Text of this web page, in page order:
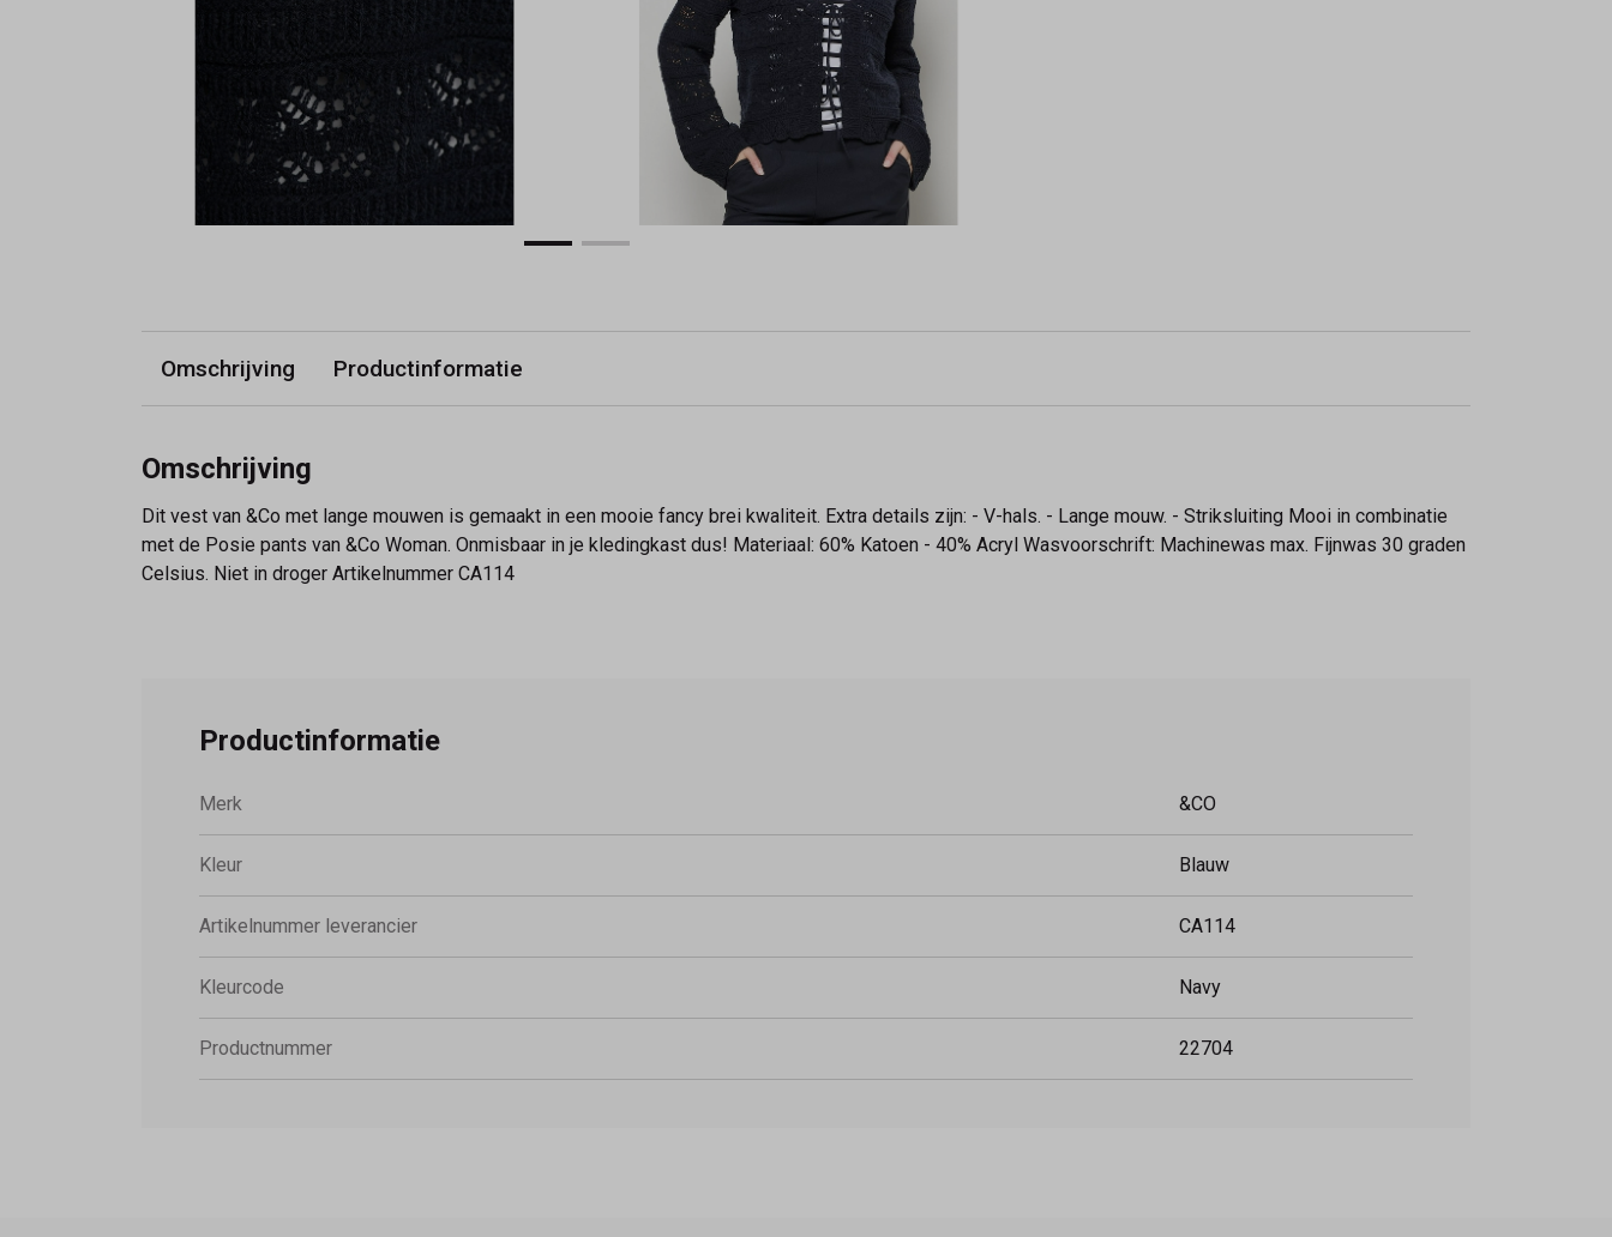
Omschrijving Productinformatie
Omschrijving
Dit vest van &Co met lange mouwen is gemaakt in een mooie fancy brei kwaliteit. Extra details zijn: - V-hals. - Lange mouw. - Striksluiting Mooi in combinatie
met de Posie pants van &Co Woman. Onmisbaar in je kledingkast dus! Materiaal: 60% Katoen - 40% Acryl Wasvoorschrift: Machinewas max. Fijnwas 30 graden
Celsius. Niet in droger Artikelnummer CA114
Productinformatie
Merk &CO
Kleur Blauw
Artikelnummer leverancier CA114
Kleurcode Navy
Productnummer 22704